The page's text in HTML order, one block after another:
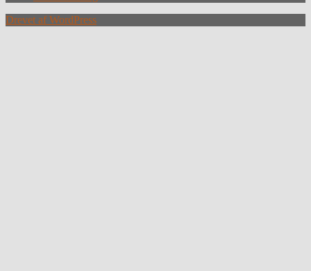
Drevet af WordPress